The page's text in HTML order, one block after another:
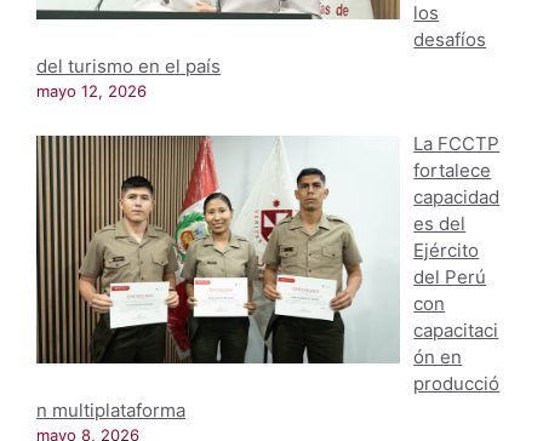
los
desafíos
del turismo en el país
mayo 12, 2026
La FCCTP
fortalece
capacidad
es del
Ejército
del Perú
con
capacitaci
ón en
producció
n multiplataforma
mayo 8, 2026